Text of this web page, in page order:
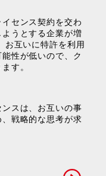
センス契約を交わ
うとする企業が増
お互いに特許を利用
性が低いので、ク
す。
スは、お互いの事
戦略的な思考が求